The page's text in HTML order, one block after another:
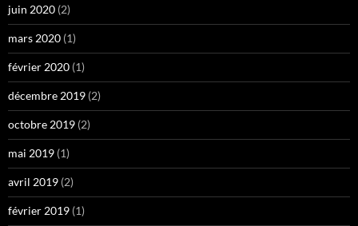
juin 2020 (2)
mars 2020 (1)
février 2020 (1)
décembre 2019 (2)
octobre 2019 (2)
mai 2019 (1)
avril 2019 (2)
février 2019 (1)